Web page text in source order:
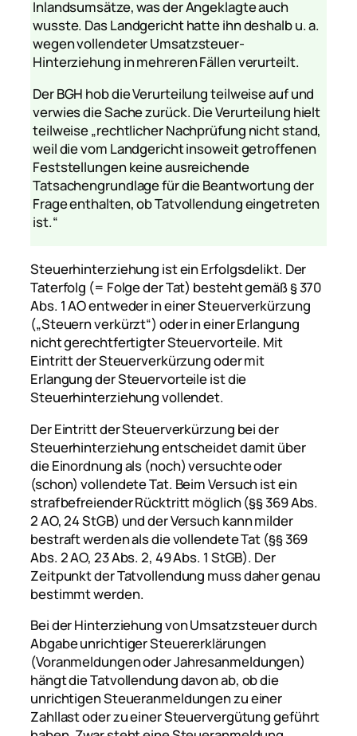
Inlandsumsätze, was der Angeklagte auch
wusste. Das Landgericht hatte ihn deshalb u. a.
wegen vollendeter Umsatzsteuer-
Hinterziehung in mehreren Fällen verurteilt.
Der BGH hob die Verurteilung teilweise auf und
verwies die Sache zurück. Die Verurteilung hielt
teilweise„rechtlicher Nachprüfung nicht stand,
weil die vom Landgericht insoweit getroffenen
Feststellungen keine ausreichende
Tatsachengrundlage für die Beantwortung der
Frage enthalten, ob Tatvollendung eingetreten
ist.“
Steuerhinterziehung ist ein Erfolgsdelikt. Der
Taterfolg (= Folge der Tat) besteht gemäß § 370
Abs. 1 AO entweder in einer Steuerverkürzung
(„Steuern verkürzt“) oder in einer Erlangung
nicht gerechtfertigter Steuervorteile. Mit
Eintritt der Steuerverkürzung oder mit
Erlangung der Steuervorteile ist die
Steuerhinterziehung vollendet.
Der Eintritt der Steuerverkürzung bei der
Steuerhinterziehung entscheidet damit über
die Einordnung als (noch) versuchte oder
(schon) vollendete Tat. Beim Versuch ist ein
strafbefreiender Rücktritt möglich (§§ 369 Abs.
2 AO, 24 StGB) und der Versuch kann milder
bestraft werden als die vollendete Tat (§§ 369
Abs. 2 AO, 23 Abs. 2, 49 Abs. 1 StGB). Der
Zeitpunkt der Tatvollendung muss daher genau
bestimmt werden.
Bei der Hinterziehung von Umsatzsteuer durch
Abgabe unrichtiger Steuererklärungen
(Voranmeldungen oder Jahresanmeldungen)
hängt die Tatvollendung davon ab, ob die
unrichtigen Steueranmeldungen zu einer
Zahllast oder zu einer Steuervergütung geführt